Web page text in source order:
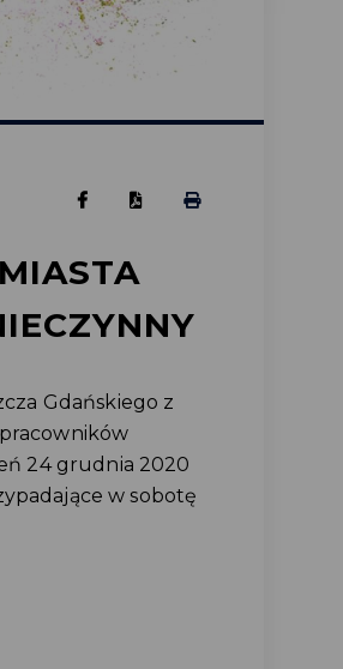
Gdańskiego z
24 grudnia 2020
w sobotę